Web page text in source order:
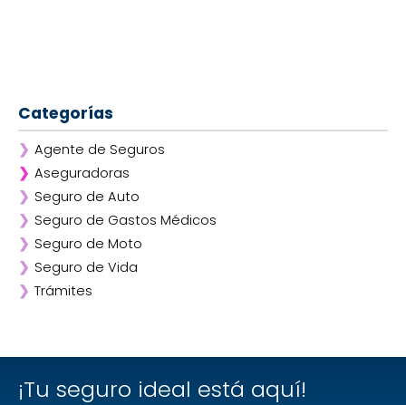
Categorías
❯ Agente de Seguros
❯ Aseguradoras
❯ Afirme
❯ ANA
❯ AXA
❯ Chubb
❯ GNP
❯ Seguro de Auto
❯ Seguro de Gastos Médicos
❯ Seguro de Moto
❯ Seguro de Vida
❯ Trámites
¡Tu seguro ideal está aquí!